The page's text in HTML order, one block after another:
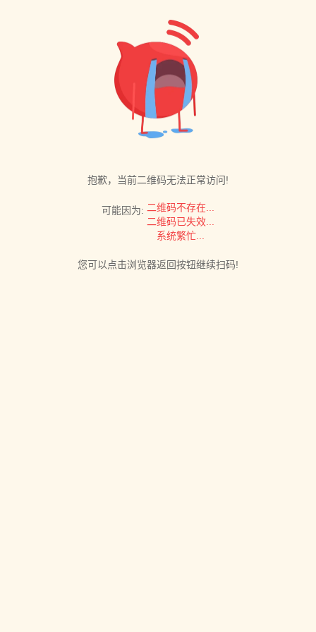
抱歉，当前二维码无法正常访问!
可能因为: 二维码不存在...
二维码已失效...
系统繁忙...
您可以点击浏览器返回按钮继续扫码!